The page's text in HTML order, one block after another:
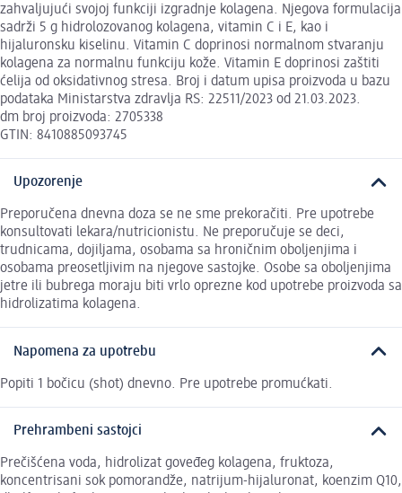
zahvaljujući svojoj funkciji izgradnje kolagena. Njegova formulacija
sadrži 5 g hidrolozovanog kolagena, vitamin C i E, kao i
hijaluronsku kiselinu. Vitamin C doprinosi normalnom stvaranju
kolagena za normalnu funkciju kože. Vitamin E doprinosi zaštiti
ćelija od oksidativnog stresa. Broj i datum upisa proizvoda u bazu
podataka Ministarstva zdravlja RS: 22511/2023 od 21.03.2023.
dm broj proizvoda: 2705338
GTIN: 8410885093745
Upozorenje
Preporučena dnevna doza se ne sme prekoračiti. Pre upotrebe
konsultovati lekara/nutricionistu. Ne preporučuje se deci,
trudnicama, dojiljama, osobama sa hroničnim oboljenjima i
osobama preosetljivim na njegove sastojke. Osobe sa oboljenjima
jetre ili bubrega moraju biti vrlo oprezne kod upotrebe proizvoda sa
hidrolizatima kolagena.
Napomena za upotrebu
Popiti 1 bočicu (shot) dnevno. Pre upotrebe promućkati.
Prehrambeni sastojci
Prečišćena voda, hidrolizat goveđeg kolagena, fruktoza,
koncentrisani sok pomorandže, natrijum-hijaluronat, koenzim Q10,